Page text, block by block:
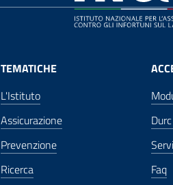
TEMATICHE
L'Istituto
Assicurazione
Prevenzione
Ricerca
Faq